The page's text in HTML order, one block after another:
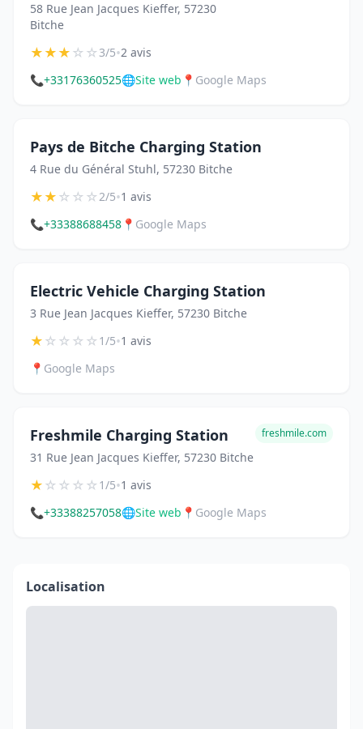
58 Rue Jean Jacques Kieffer, 57230
Bitche
★★★☆☆3/5•2 avis
📞+33176360525🌐Site web 📍 Google Maps
Pays de Bitche Charging Station
4 Rue du Général Stuhl, 57230 Bitche
★★☆☆☆2/5•1 avis
📞+33388688458 📍 Google Maps
Electric Vehicle Charging Station
3 Rue Jean Jacques Kieffer, 57230 Bitche
★☆☆☆☆1/5•1 avis
📍 Google Maps
Freshmile Charging Station
31 Rue Jean Jacques Kieffer, 57230 Bitche
freshmile.com
★☆☆☆☆1/5•1 avis
📞+33388257058🌐Site web 📍 Google Maps
Localisation